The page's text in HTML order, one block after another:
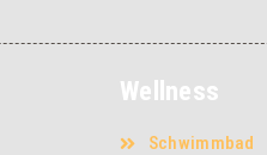
Wellness
Schwimmbad